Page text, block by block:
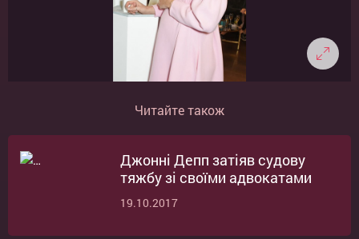
Читайте також
Джонні Депп затіяв судову
тяжбу зі своїми адвокатами
19.10.2017